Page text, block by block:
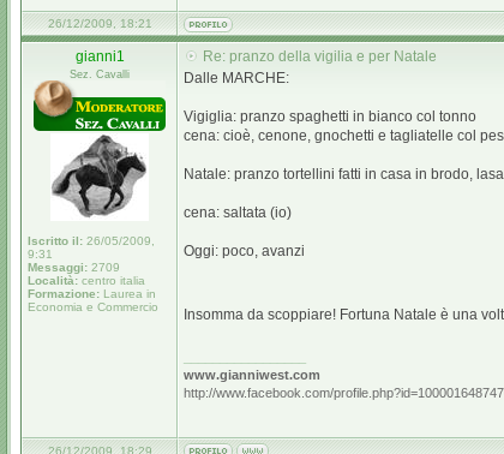
26/12/2009, 18:21
gianni1
Sez. Cavalli
Iscritto il: 26/05/2009,
9:31
Messaggi: 2709
Località: centro italia
Formazione: Laurea in
Economia e Commercio
Re: pranzo della vigilia e per Natale
Dalle MARCHE:
Vigiglia: pranzo spaghetti in bianco col tonno
cena: cioè, cenone, gnochetti e tagliatelle col
Natale: pranzo tortellini fatti in casa in brodo,
cena: saltata (io)
Oggi: poco, avanzi
Insomma da scoppiare! Fortuna Natale è una
www.gianniwest.com
http://www.facebook.com/
26/12/2009, 18:29